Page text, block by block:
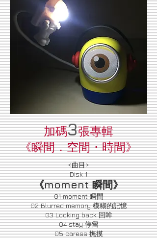
加碼3張專輯
《瞬間．空間・時間》
<曲目>
Disk 1
《moment 瞬間》
01 moment 瞬間
02 Blurred memory 模糊的記憶
03 Looking back 回眸
04 stay 停留
05 caress 撫摸